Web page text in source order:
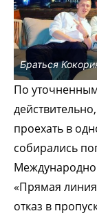
Браться
По
проехать в
собирались
«Прямая
отказ в